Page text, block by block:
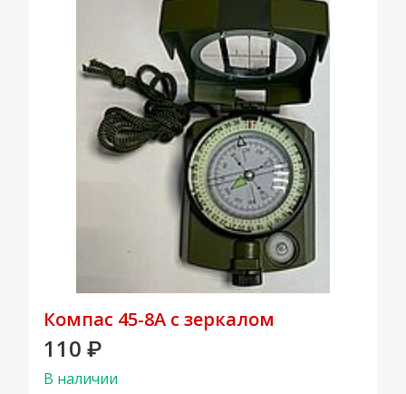
Компас 45-8А с зеркалом
110 ₽
В наличии